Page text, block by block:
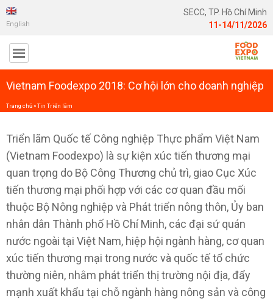
English
SECC, TP. Hồ Chí Minh
11-14/11/2026
Vietnam Foodexpo 2018: Cơ hội lớn cho doanh nghiệp
Trang chủ»Tin Triển lãm
Triển lãm Quốc tế Công nghiệp Thực phẩm Việt Nam
(Vietnam Foodexpo) là sự kiện xúc tiến thương mại
quan trọng do Bộ Công Thương chủ trì, giao Cục Xúc
tiến thương mại phối hợp với các cơ quan đầu mối
thuộc Bộ Nông nghiệp và Phát triển nông thôn, Ủy ban
nhân dân Thành phố Hồ Chí Minh, các đại sứ quán
nước ngoài tại Việt Nam, hiệp hội ngành hàng, cơ quan
xúc tiến thương mại trong nước và quốc tế tổ chức
thường niên, nhằm phát triển thị trường nội địa, đẩy
mạnh xuất khẩu tại chỗ ngành hàng nông sản và công